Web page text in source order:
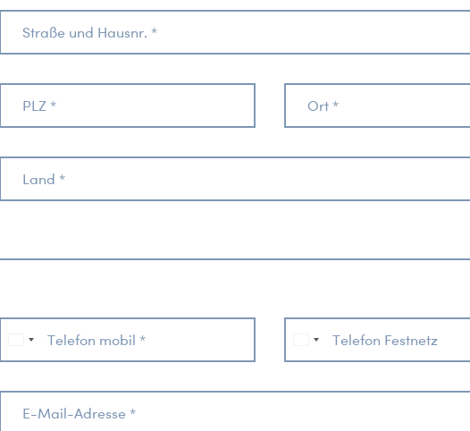
Straße und Hausnr. *
PLZ * Ort *
Land *
Telefon mobil * Telefon Festnetz
E-Mail-Adresse *